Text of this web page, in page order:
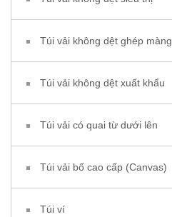
Túi vải không dệt ghép màng
Túi vải không dệt xuất khẩu
Túi vải có quai từ dưới lên
Túi vải bố cao cấp (Canvas)
Túi ví